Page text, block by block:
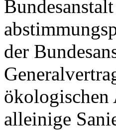
der
ökologischen
alleinige